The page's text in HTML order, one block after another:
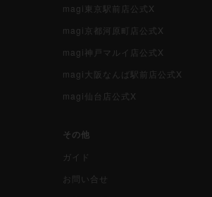
magi東京駅前店公式X
magi京都河原町店公式X
magi神戸マルイ店公式X
magi大阪なんば駅前店公式X
magi仙台店公式X
その他
ガイド
お問い合せ